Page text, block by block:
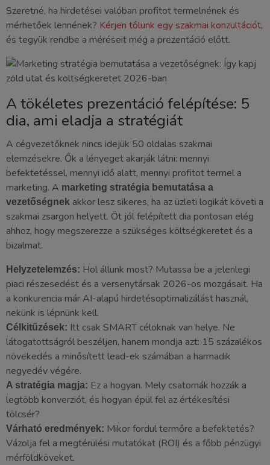
Szeretné, ha hirdetései valóban profitot termelnének és
mérhetőek lennének? Kérjen tőlünk egy szakmai konzultációt,
és tegyük rendbe a méréseit még a prezentáció előtt.
A tökéletes prezentáció felépítése: 5
dia, ami eladja a stratégiát
A cégvezetőknek nincs idejük 50 oldalas szakmai
elemzésekre. Ők a lényeget akarják látni: mennyi
befektetéssel, mennyi idő alatt, mennyi profitot termel a
marketing. A marketing stratégia bemutatása a
vezetőségnek akkor lesz sikeres, ha az üzleti logikát követi a
szakmai zsargon helyett. Öt jól felépített dia pontosan elég
ahhoz, hogy megszerezze a szükséges költségkeretet és a
bizalmat.
Helyzetelemzés: Hol állunk most? Mutassa be a jelenlegi
piaci részesedést és a versenytársak 2026-os mozgásait. Ha
a konkurencia már AI-alapú hirdetésoptimalizálást használ,
nekünk is lépnünk kell.
Célkitűzések: Itt csak SMART céloknak van helye. Ne
látogatottságról beszéljen, hanem mondja azt: 15 százalékos
növekedés a minősített lead-ek számában a harmadik
negyedév végére.
A stratégia magja: Ez a hogyan. Mely csatornák hozzák a
legtöbb konverziót, és hogyan épül fel az értékesítési
tölcsér?
Várható eredmények: Mikor fordul termőre a befektetés?
Vázolja fel a megtérülési mutatókat (ROI) és a főbb pénzügyi
mérföldköveket.